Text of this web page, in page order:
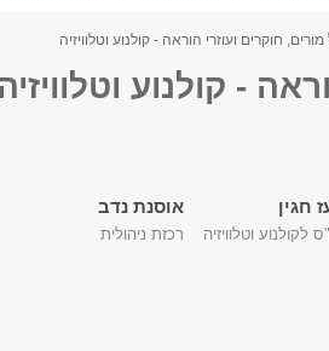
חוקרים ועוזרי הוראה - קולנוע וטלוויזיה
- קולנוע וטלוויזיה
חגין
לקולנוע וטלוויזיה
אוסנת נדב
רכזת ניהולית